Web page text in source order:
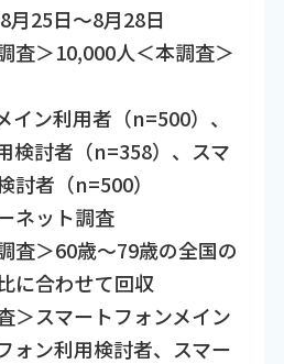
月25日～8月28日
査＞10,000人＜本調査＞
ン利用者（n=500）、
検討者（n=358）、スマ
討者（n=500）
ネット調査
査＞60歳～79歳の全国の
合わせて回収
ートフォンメイン
ォン利用検討者、スマー